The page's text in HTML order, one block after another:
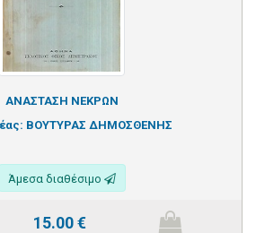
ΑΝΑΣΤΑΣΗ ΝΕΚΡΩΝ
ΒΟΥΤΥΡΑΣ ΔΗΜΟΣΘΕΝΗΣ
Άμεσα διαθέσιμο
15.00€